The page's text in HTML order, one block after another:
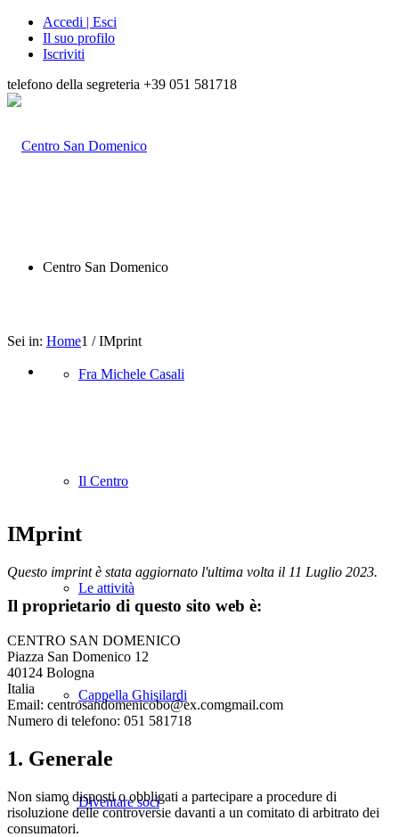
Accedi | Esci
Il suo profilo
Iscriviti
telefono della segreteria +39 051 581718
Centro San Domenico
Fra Michele Casali
Il Centro
Le attività
Cappella Ghisilardi
Diventare soci
Sei in: Home1 / IMprint
IMprint
Questo imprint è stata aggiornato l'ultima volta il 11 Luglio 2023.
Il proprietario di questo sito web è:
CENTRO SAN DOMENICO
Piazza San Domenico 12
40124 Bologna
Italia
Email: centrosandomenicobo@ex.comgmail.com
Numero di telefono: 051 581718
1. Generale
Non siamo disposti o obbligati a partecipare a procedure di
risoluzione delle controversie davanti a un comitato di arbitrato dei
consumatori.